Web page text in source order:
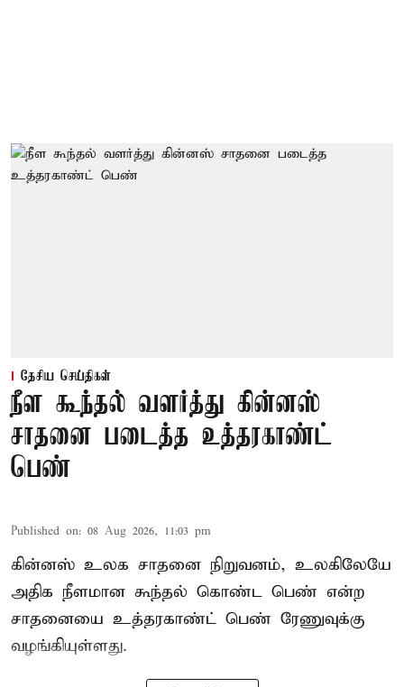
தேசிய செய்திகள்
நீள கூந்தல் வளர்த்து கின்னஸ்
சாதனை படைத்த உத்தரகாண்ட்
பெண்
Published on: 08 Aug 2026, 11:03 pm
கின்னஸ் உலக சாதனை நிறுவனம், உலகிலேயே
அதிக நீளமான கூந்தல் கொண்ட பெண் என்ற
சாதனையை உத்தரகாண்ட் பெண் ரேணுவுக்கு
வழங்கியுள்ளது.